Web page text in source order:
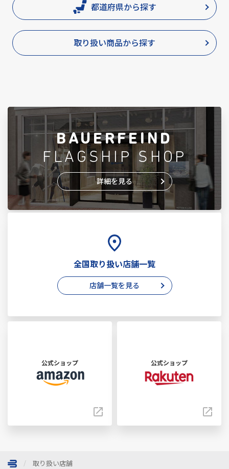
都道府県から探す
取り扱い商品から探す
BAUERFEIND
FLAGSHIP SHOP
詳細を見る
全国取り扱い店舗一覧
店舗一覧を見る
公式ショップ 公式ショップ
取り扱い店舗